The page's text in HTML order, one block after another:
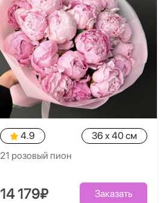
4.9
36 x 40 см
21 розовый пион
14 179₽ Заказать